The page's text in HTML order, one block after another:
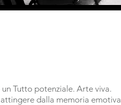
Tutto potenziale. Arte viva.
dalla memoria emotiva